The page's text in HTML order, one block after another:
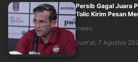
Persib Gagal Juara
Tolic Kirim Pesan
inews
Jum'at, 7 Agustus